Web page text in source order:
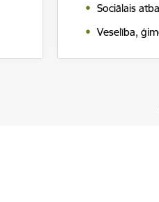
Sociālais
Veselība,